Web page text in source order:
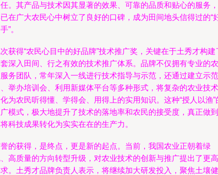
。其产品与技术因其显著的效果、可靠的品质和贴心的服务，
在广大农民心中树立了良好的口碑，成为田间地头信得过的“
”。
获得“农民心目中的好品牌”技术推广奖，关键在于土秀才构建
深入田间、行之有效的技术推广体系。品牌不仅拥有专业的农
务团队，常年深入一线进行技术指导与示范，还通过建立示范
举办培训会、利用新媒体平台等多种形式，将复杂的农业技术
为农民听得懂、学得会、用得上的实用知识。这种“授人以渔”
模式，极大地提升了技术的落地率和农民的接受度，真正做到
科技成果转化为实实在在的生产力。
的获得，是终点，更是新的起点。当前，我国农业正朝着绿
高质量的方向转型升级，对农业技术的创新与推广提出了更高
。土秀才品牌负责人表示，将继续加大研发投入，聚焦土壤健